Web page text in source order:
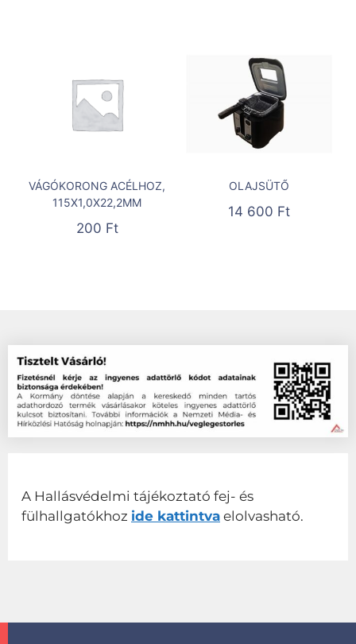
VÁGÓKORONG ACÉLHOZ,
115X1,0X22,2MM
200 Ft
OLAJSÜTŐ
14 600 Ft
A Hallásvédelmi tájékoztató fej- és
fülhallgatókhoz ide kattintva elolvasható.